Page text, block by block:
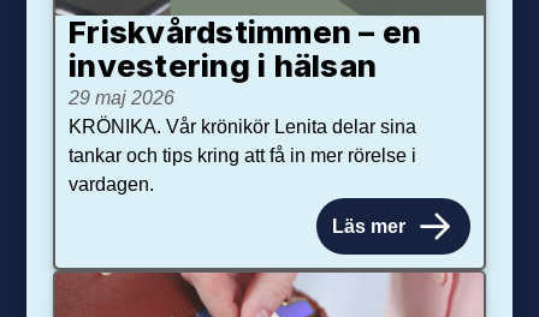
Friskvårdstimmen – en
investering i hälsan
29 maj 2026
KRÖNIKA. Vår krönikör Lenita delar sina
tankar och tips kring att få in mer rörelse i
vardagen.
Läs mer